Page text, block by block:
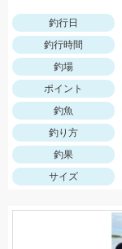
釣行日
釣行時間
釣場
ポイント
釣魚
釣り方
釣果
サイズ